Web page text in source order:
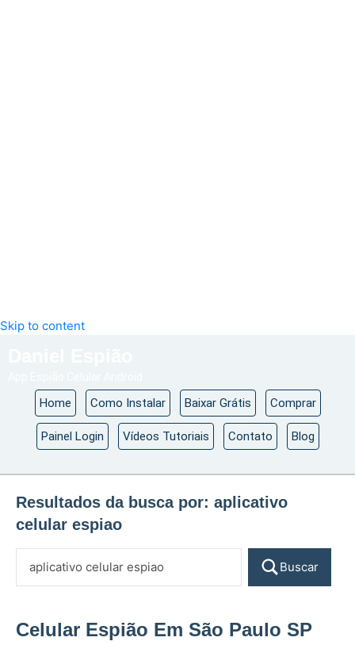
Skip to content
Home Como Instalar Baixar Grátis Comprar
Painel Login Vídeos Tutoriais Contato Blog
Resultados da busca por: aplicativo
celular espiao
Buscar
Celular Espião Em São Paulo SP